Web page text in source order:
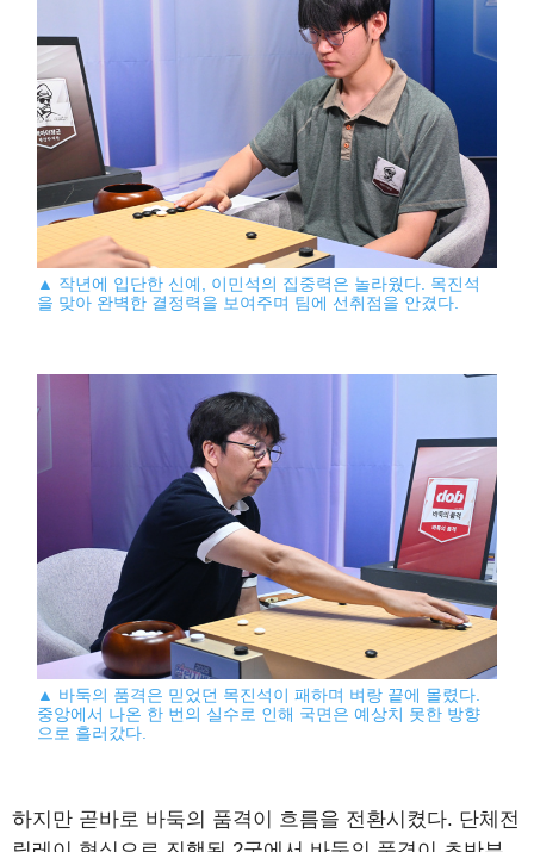
▲ 작년에 입단한 신예, 이민석의 집중력은 놀라웠다. 목진석
을 맞아 완벽한 결정력을 보여주며 팀에 선취점을 안겼다.
▲ 바둑의 품격은 믿었던 목진석이 패하며 벼랑 끝에 몰렸다.
중앙에서 나온 한 번의 실수로 인해 국면은 예상치 못한 방향
으로 흘러갔다.
하지만 곧바로 바둑의 품격이 흐름을 전환시켰다. 단체전